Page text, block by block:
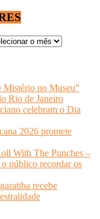
Mistério no Museu”
Rio de Janeiro
celebram o Dia
2026 promete
With The Punches –
público recordar os
recebe